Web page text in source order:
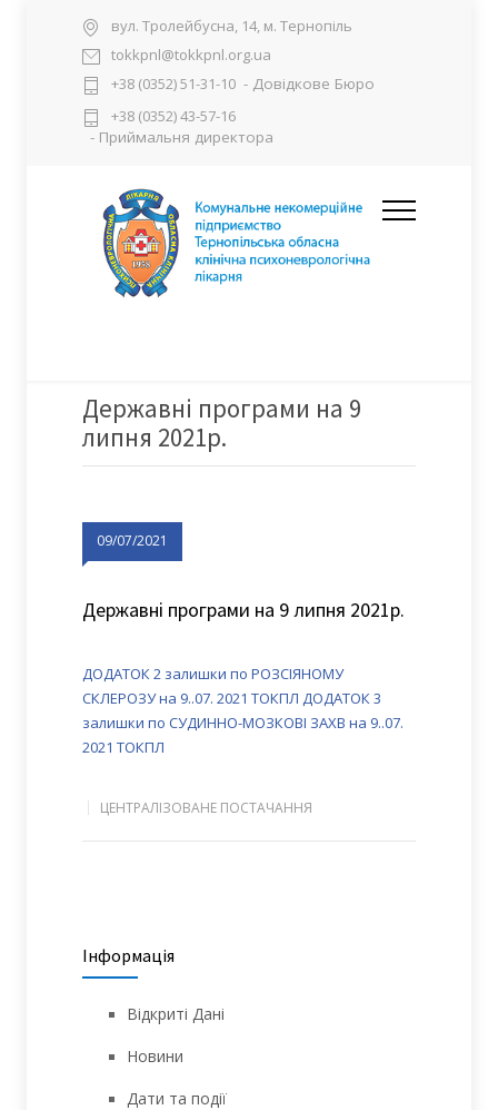
вул. Тролейбусна, 14, м. Тернопіль
tokkpnl@tokkpnl.org.ua
+38 (0352) 51-31-10 - Довідкове Бюро
+38 (0352) 43-57-16
- Приймальня директора
Державні програми на 9
липня 2021р.
09/07/2021
Державні програми на 9 липня 2021р.
ДОДАТОК 2 залишки по РОЗСІЯНОМУ
СКЛЕРОЗУ на 9..07. 2021 ТОКПЛ ДОДАТОК 3
залишки по СУДИННО-МОЗКОВІ ЗАХВ на 9..07.
2021 ТОКПЛ
ЦЕНТРАЛІЗОВАНЕ ПОСТАЧАННЯ
Інформація
Відкриті Дані
Новини
Дати та події